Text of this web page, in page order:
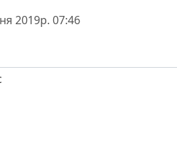
2019р. 07:46